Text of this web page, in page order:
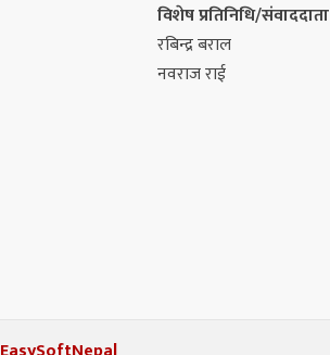
विशेष प्रतिनिधि/संवाददाता
रबिन्द्र बराल
नवराज राई